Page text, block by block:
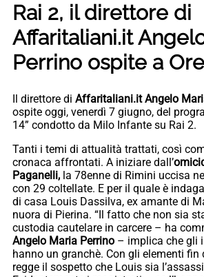
Rai 2, il direttore di
Affaritaliani.it
Perrino ospite a
Il direttore di Affaritaliani.it Angelo
ospite oggi, venerdì 7 giugno, del
14” condotto da Milo Infante su Rai 2.
Tanti i temi di attualità trattati, così
cronaca affrontati. A iniziare dall’
Paganelli, la 78enne di Rimini uccisa
con 29 coltellate. E per il quale è
di casa Louis Dassilva, ex amante di
nuora di Pierina. “Il fatto che non sia
custodia cautelare in carcere – ha
Angelo Maria Perrino – implica che gli
hanno un granchè. Con gli elementi
regge il sospetto che Louis sia